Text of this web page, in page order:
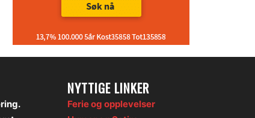
NYTTIGE LINKER
Ferie og opplevelser